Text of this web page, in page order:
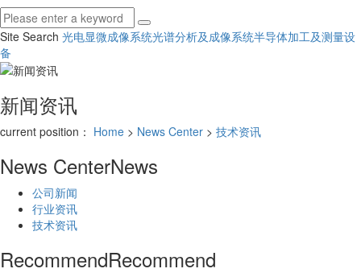
Site Search 光电显微成像系统光谱分析及成像系统半导体加工及测量设
备
新闻资讯
current position： Home > News Center > 技术资讯
News CenterNews
公司新闻
行业资讯
技术资讯
RecommendRecommend